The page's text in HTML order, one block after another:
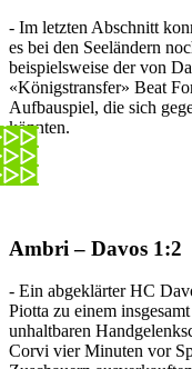
- Im letzten Abschnitt
es bei den Seeländern
beispielsweise der von
«Königstransfer» Beat
Aufbauspiel, die sich
könnten.
Ambri – Davos 1:2
- Ein abgeklärter HC
Piotta zu einem
unhaltbaren
Corvi vier Minuten vor